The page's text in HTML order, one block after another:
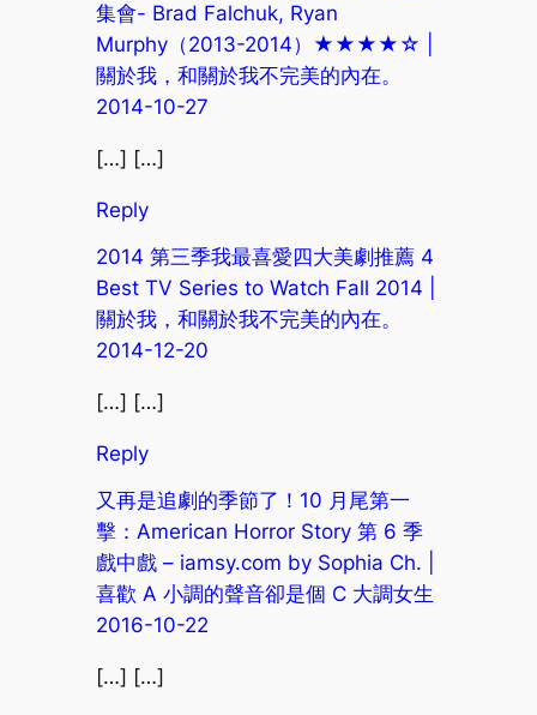
集會- Brad Falchuk, Ryan
Murphy（2013-2014）★★★★☆ |
關於我，和關於我不完美的內在。
2014-10-27
[…] […]
Reply
2014 第三季我最喜愛四大美劇推薦 4
Best TV Series to Watch Fall 2014 |
關於我，和關於我不完美的內在。
2014-12-20
[…] […]
Reply
又再是追劇的季節了！10 月尾第一
擊：American Horror Story 第 6 季
戲中戲 – iamsy.com by Sophia Ch. |
喜歡 A 小調的聲音卻是個 C 大調女生
2016-10-22
[…] […]